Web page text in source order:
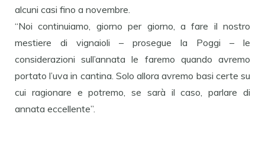
alcuni casi fino a novembre.
“Noi continuiamo, giorno per giorno, a fare il nostro
mestiere di vignaioli – prosegue la Poggi – le
considerazioni sull’annata le faremo quando avremo
portato l’uva in cantina. Solo allora avremo basi certe su
cui ragionare e potremo, se sarà il caso, parlare di
annata eccellente”.